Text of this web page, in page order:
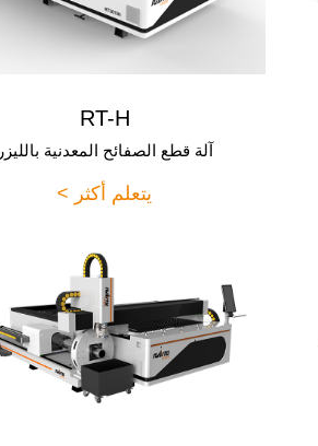
RT-H
آلة قطع الصفائح المعدنية بالليزر
يتعلم أكثر >